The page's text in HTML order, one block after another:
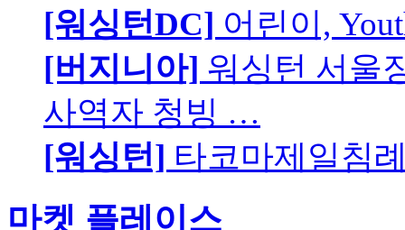
[워싱턴DC] 어린이,
[버지니아] 워싱턴 서울
사역자 청빙 …
[워싱턴] 타코마제일침
마켓 플레이스